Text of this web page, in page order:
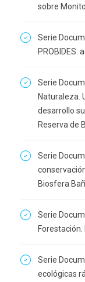
sobre
Serie
PROBIDES:
Serie
Naturaleza.
desarrollo
Reserva de
Serie
Biosfera
Serie
Forestación.
Serie
ecológicas